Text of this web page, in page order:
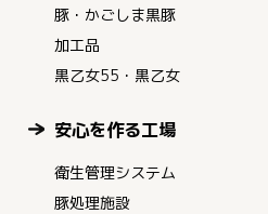
豚・かごしま黒豚
加工品
黒乙女55・黒乙女
安心を作る工場
衛生管理システム
豚処理施設